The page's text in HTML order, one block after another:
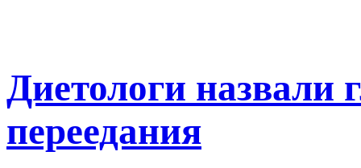
Диетологи назвали
переедания